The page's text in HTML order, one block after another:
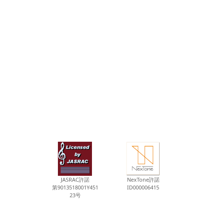
JASRAC許諾
第9013518001Y451
23号
NexTone許諾
ID000006415